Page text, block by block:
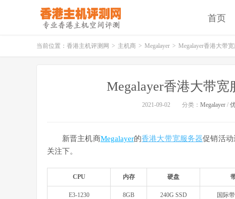
首页
当前位置： 香港主机评测网 > 主机商 > Megalayer > Megalayer香港大带
Megalayer香港大带
2021-09-02 分类： Megalayer /
新晋主机商Megalayer的香港大带宽服务器促销活
关注下。
CPU 内存 硬盘
E3-1230 8GB 240G SSD 国际